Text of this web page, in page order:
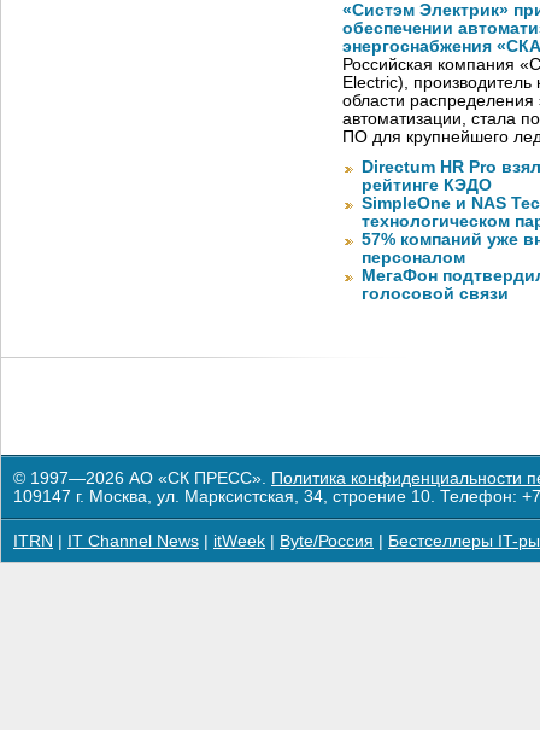
«Систэм Электрик»
обеспечении
энергоснабжения
Российская компания
Electric),
области распределения
автоматизации, стала
ПО для крупнейшего
Directum HR Pro
рейтинге КЭДО
SimpleOne и NAS
технологическом
57% компаний уже
персоналом
МегаФон
голосовой связи
© 1997—2026 АО «СК ПРЕСС». Политика конфиденциальности
109147 г. Москва, ул. Марксистская, 34, строение 10. Телефон:
ITRN IT Channel News itWeek Byte/Россия Бестселлеры IT-